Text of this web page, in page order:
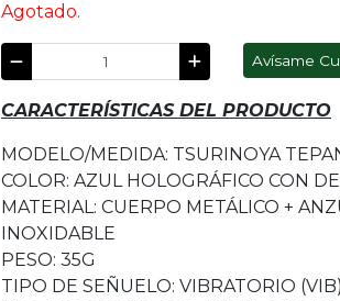
Agotado.
Avísame
CARACTERÍSTICAS DEL PRODUCTO
MODELO/MEDIDA: TSURINOYA
COLOR: AZUL HOLOGRÁFICO CON
MATERIAL: CUERPO METÁLICO +
INOXIDABLE
PESO: 35G
TIPO DE SEÑUELO: VIBRATORIO